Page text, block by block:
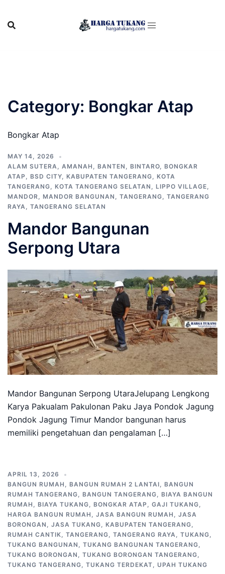
content
Category: Bongkar Atap
Bongkar Atap
MAY 14, 2026
ALAM SUTERA, AMANAH , BANTEN , BINTARO, BONGKAR
ATAP , BSD CITY, KABUPATEN TANGERANG, KOTA
TANGERANG, KOTA TANGERANG SELATAN , LIPPO VILLAGE,
MANDOR, MANDOR BANGUNAN , TANGERANG, TANGERANG
RAYA, TANGERANG SELATAN
Mandor Bangunan
Serpong Utara
Mandor Bangunan Serpong UtaraJelupang Lengkong
Karya Pakualam Pakulonan Paku Jaya Pondok Jagung
Pondok Jagung Timur Mandor bangunan harus
memiliki pengetahuan dan pengalaman […]
APRIL 13, 2026
BANGUN RUMAH , BANGUN RUMAH 2 LANTAI, BANGUN
RUMAH TANGERANG, BANGUN TANGERANG, BIAYA BANGUN
RUMAH , BIAYA TUKANG, BONGKAR ATAP , GAJI TUKANG,
HARGA BANGUN RUMAH , JASA BANGUN RUMAH , JASA
BORONGAN , JASA TUKANG, KABUPATEN TANGERANG,
RUMAH CANTIK, TANGERANG, TANGERANG RAYA, TUKANG,
TUKANG BANGUNAN , TUKANG BANGUNAN TANGERANG,
TUKANG BORONGAN , TUKANG BORONGAN TANGERANG,
TUKANG TANGERANG, TUKANG TERDEKAT, UPAH TUKANG